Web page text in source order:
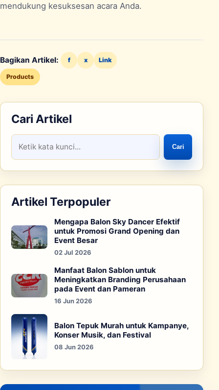
mendukung kesuksesan acara Anda.
Bagikan Artikel: f x Link
Products
Cari Artikel
Cari
Artikel Terpopuler
Mengapa Balon Sky Dancer Efektif
untuk Promosi Grand Opening dan
Event Besar
02 Jul 2026
Manfaat Balon Sablon untuk
Meningkatkan Branding Perusahaan
pada Event dan Pameran
16 Jun 2026
Balon Tepuk Murah untuk Kampanye,
Konser Musik, dan Festival
08 Jun 2026